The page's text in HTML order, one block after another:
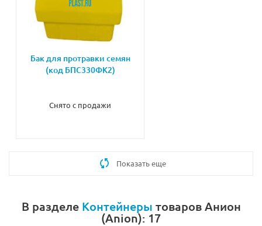
Бак для протравки семян
(код БПС330ФК2)
Снято с продажи
Показать еще
В разделе Контейнеры товаров Анион
(Anion): 17